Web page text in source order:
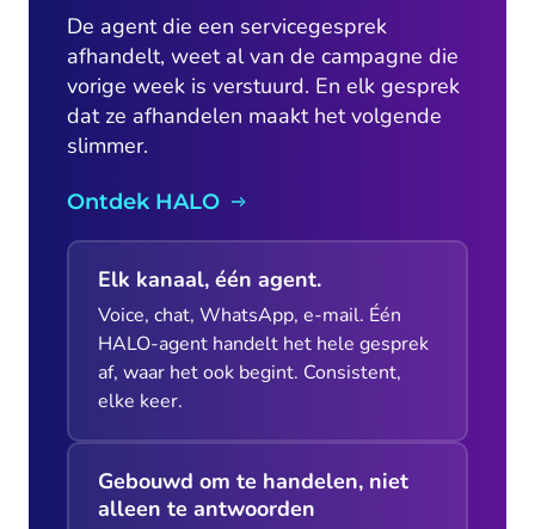
De agent die een servicegesprek
afhandelt, weet al van de campagne die
vorige week is verstuurd. En elk gesprek
dat ze afhandelen maakt het volgende
slimmer.
Ontdek HALO
Elk kanaal, één agent.
Voice, chat, WhatsApp, e-mail. Één
HALO-agent handelt het hele gesprek
af, waar het ook begint. Consistent,
elke keer.
Gebouwd om te handelen, niet
alleen te antwoorden